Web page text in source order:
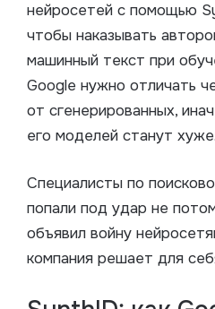
нейросетей с помощью
чтобы наказывать
машинный текст при
Google нужно отличать
от сгенерированных,
его моделей станут хуже.
Специалисты по
попали под удар не
объявил войну
компания решает для